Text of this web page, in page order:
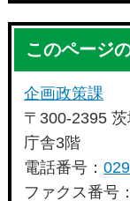
このページ
企画政策課
〒300-2395
庁舎3階
電話番号：
ファクス番号